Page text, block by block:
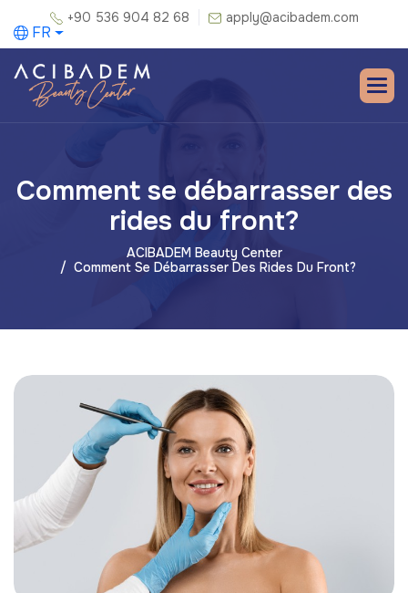
+90 536 904 82 68 apply@acibadem.com
FR
Comment se débarrasser des
rides du front?
ACIBADEM Beauty Center
Comment Se Débarrasser Des Rides Du Front?